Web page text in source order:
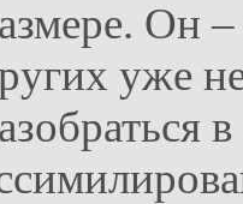
Он
уже